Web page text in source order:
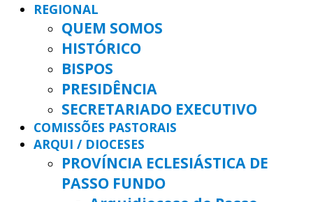
REGIONAL
QUEM SOMOS
HISTÓRICO
BISPOS
PRESIDÊNCIA
SECRETARIADO EXECUTIVO
COMISSÕES PASTORAIS
ARQUI / DIOCESES
PROVÍNCIA ECLESIÁSTICA DE
PASSO FUNDO